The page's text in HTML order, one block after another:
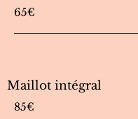
65€
Maillot intégral
85€